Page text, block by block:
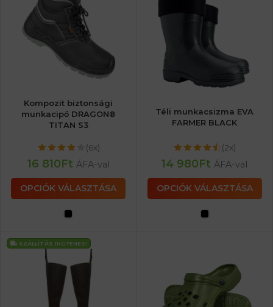
Kompozit biztonsági
munkacipő DRAGON®
TITAN S3
(6x)
16 810Ft ÁFA-val
OPCIÓK VÁLASZTÁSA
Téli munkacsizma EVA
FARMER BLACK
(2x)
14 980Ft ÁFA-val
OPCIÓK VÁLASZTÁSA
SZÁLLÍTÁS INGYENES!